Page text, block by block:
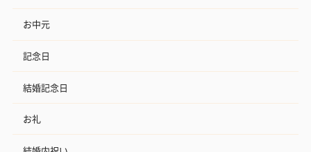
お中元
記念日
結婚記念日
お礼